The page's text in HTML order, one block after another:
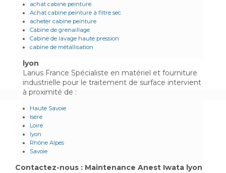
achat cabine peinture
Achat cabine peinture à filtre sec
acheter cabine peinture
Cabine de grenaillage
Cabine de lavage haute pression
cabine de métallisation
lyon
Larius France Spécialiste en matériel et fourniture
industrielle pour le traitement de surface intervient
à proximité de :
Haute Savoie
Isère
Loire
lyon
Rhône Alpes
Savoie
Contactez-nous : Maintenance Anest Iwata lyon